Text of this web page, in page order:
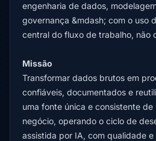
engenharia de dados,
governança &mdash; com o uso
central do fluxo de trabalho, não
Missão
Transformar dados brutos em
confiáveis, documentados e
uma fonte única e consistente
negócio, operando o ciclo de
assistida por IA, com qualidade